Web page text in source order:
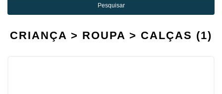
Pesquisar
CRIANÇA > ROUPA > CALÇAS (1)